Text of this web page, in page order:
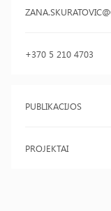
+370 5 210 4703
PUBLIKACIJOS
PROJEKTAI